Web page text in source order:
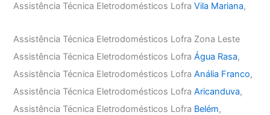
Assistência Técnica Eletrodomésticos LofraVila Mariana,
Assistência Técnica Eletrodomésticos Lofra Zona Leste
Assistência Técnica Eletrodomésticos LofraÁgua Rasa,
Assistência Técnica Eletrodomésticos LofraAnália Franco,
Assistência Técnica Eletrodomésticos LofraAricanduva,
Assistência Técnica Eletrodomésticos Lofra Belém,